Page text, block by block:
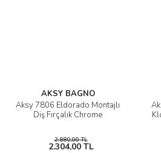
AKSY BAGNO
Aksy 7806 Eldorado Montajlı
Diş Fırçalık Chrome
2.880,00 TL
2.304,00 TL